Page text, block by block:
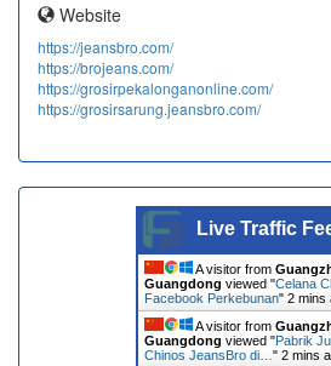
Website
https://jeansbro.com/
https://brojeans.com/
https://grosirpekalonganonline.com/
https://grosirsarung.jeansbro.com/
Live Traffic
A visitor from
Guangdong viewed "Celana
Facebook Perkebunan" 2 mins
A visitor from
Guangdong viewed "Pabrik
Chinos JeansBro di… " 2 mins